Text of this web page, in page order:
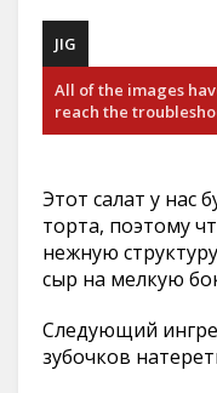
JIG
All of the images
reach the
Этот салат у нас
торта, поэтому
нежную
сыр на мелкую
Следующий
зубочков